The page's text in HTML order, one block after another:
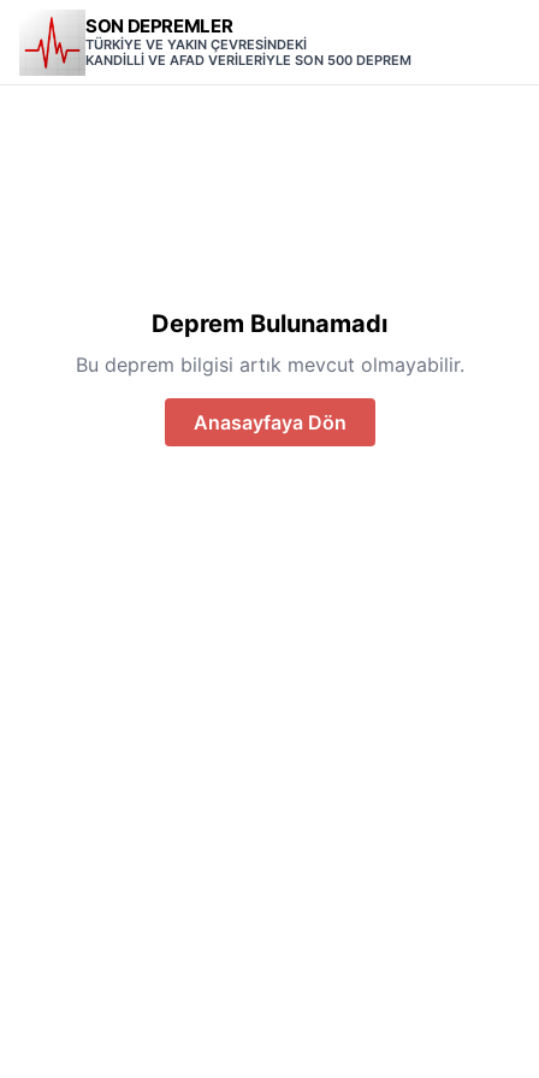
SON DEPREMLER
TÜRKİYE VE YAKIN ÇEVRESİNDEKİ
KANDİLLİ VE AFAD VERİLERİYLE SON 500 DEPREM
Deprem Bulunamadı
Bu deprem bilgisi artık mevcut olmayabilir.
Anasayfaya Dön